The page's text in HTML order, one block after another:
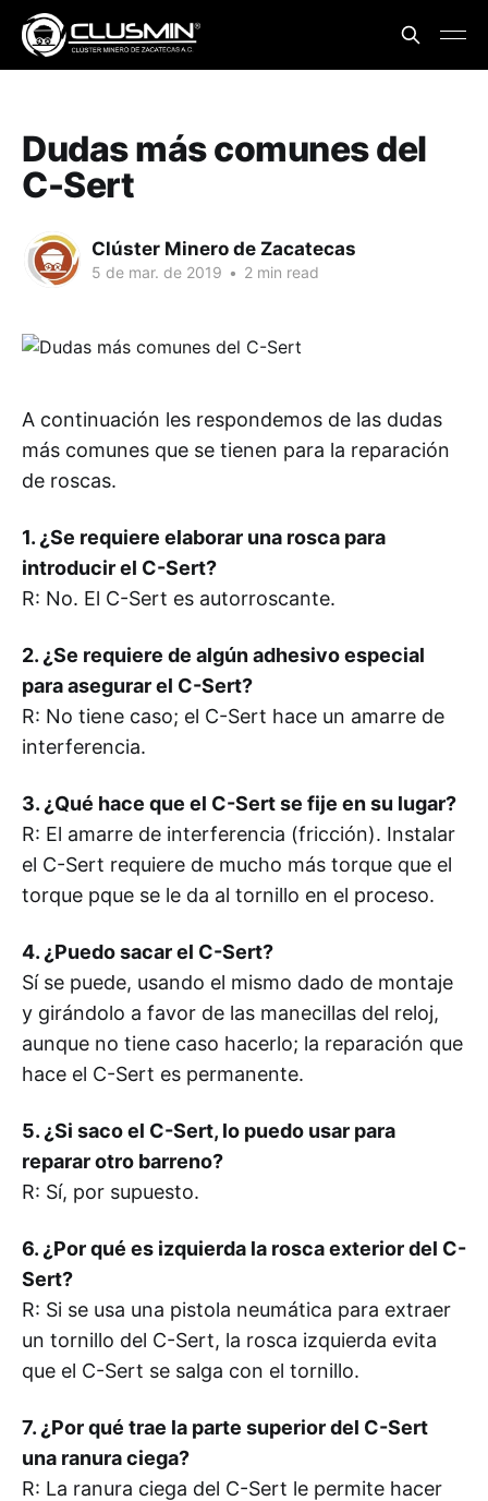
Dudas más comunes del
C-Sert
Clúster Minero de Zacatecas
5 de mar. de 2019 • 2 min read
A continuación les respondemos de las dudas
más comunes que se tienen para la reparación
de roscas.
1. ¿Se requiere elaborar una rosca para
introducir el C-Sert?
R: No. El C-Sert es autorroscante.
2. ¿Se requiere de algún adhesivo especial
para asegurar el C-Sert?
R: No tiene caso; el C-Sert hace un amarre de
interferencia.
3. ¿Qué hace que el C-Sert se fije en su lugar?
R: El amarre de interferencia (fricción). Instalar
el C-Sert requiere de mucho más torque que el
torque pque se le da al tornillo en el proceso.
4. ¿Puedo sacar el C-Sert?
Sí se puede, usando el mismo dado de montaje
y girándolo a favor de las manecillas del reloj,
aunque no tiene caso hacerlo; la reparación que
hace el C-Sert es permanente.
5. ¿Si saco el C-Sert, lo puedo usar para
reparar otro barreno?
R: Sí, por supuesto.
6. ¿Por qué es izquierda la rosca exterior del C-
Sert?
R: Si se usa una pistola neumática para extraer
un tornillo del C-Sert, la rosca izquierda evita
que el C-Sert se salga con el tornillo.
7. ¿Por qué trae la parte superior del C-Sert
una ranura ciega?
R: La ranura ciega del C-Sert le permite hacer